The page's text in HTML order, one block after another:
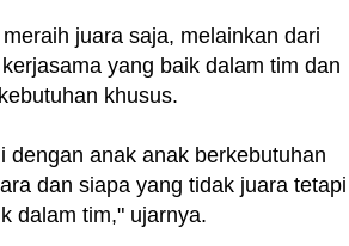
juara saja, melainkan dari
yang baik dalam tim dan
khusus.
anak anak berkebutuhan
dan siapa yang tidak juara tetapi
dalam tim," ujarnya.